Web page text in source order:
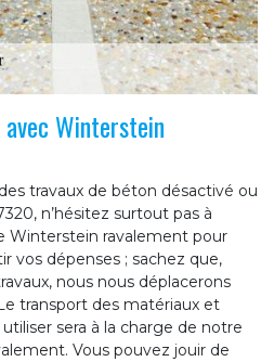
Winterstein
travaux de béton désactivé ou
n’hésitez surtout pas à
Winterstein ravalement pour
vos dépenses ; sachez que,
nous nous déplacerons
transport des matériaux et
sera à la charge de notre
Vous pouvez jouir de